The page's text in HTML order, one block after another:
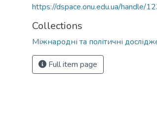
https://dspace.onu.edu.ua/handle/
Collections
Міжнародні та політичні
Full item page